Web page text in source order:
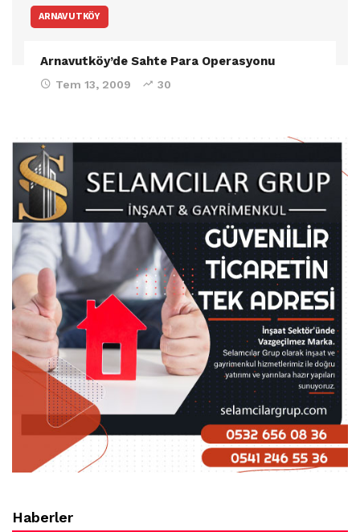
ARNAVUTKÖY
Arnavutköy’de Sahte Para Operasyonu
Tem 13, 2009 30
Haberler